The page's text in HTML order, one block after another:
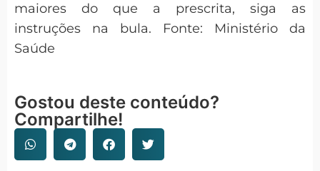
maiores do que a prescrita, siga as
instruções na bula. Fonte: Ministério da
Saúde
Gostou deste conteúdo?
Compartilhe!